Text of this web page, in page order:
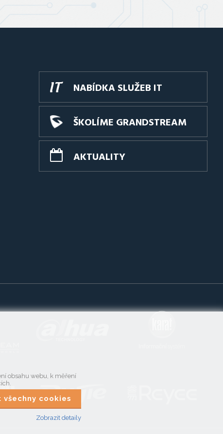
NABÍDKA SLUŽEB IT
ŠKOLÍME GRANDSTREAM
AKTUALITY
obsahu webu, k měření
všechny cookies
Zobrazit detaily